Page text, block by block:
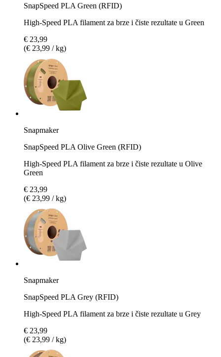
SnapSpeed PLA Green (RFID)
High-Speed PLA filament za brze i čiste rezultate u Green
€ 23,99
(€ 23,99 / kg)
Snapmaker
SnapSpeed PLA Olive Green (RFID)
High-Speed PLA filament za brze i čiste rezultate u Olive
Green
€ 23,99
(€ 23,99 / kg)
Snapmaker
SnapSpeed PLA Grey (RFID)
High-Speed PLA filament za brze i čiste rezultate u Grey
€ 23,99
(€ 23,99 / kg)